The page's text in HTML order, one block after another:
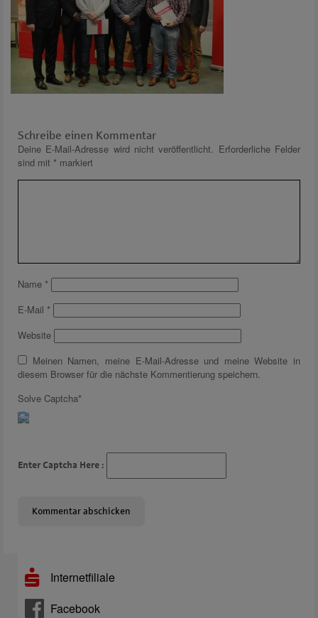
Schreibe einen Kommentar
Deine E-Mail-Adresse wird nicht veröffentlicht.
Erforderliche Felder
sind mit * markiert
Name *
E-Mail *
Website
Meinen Namen, meine E-Mail-Adresse und meine Website in
diesem Browser für die nächste Kommentierung speichern.
Solve Captcha*
Enter Captcha Here :
Internetfiliale
Facebook